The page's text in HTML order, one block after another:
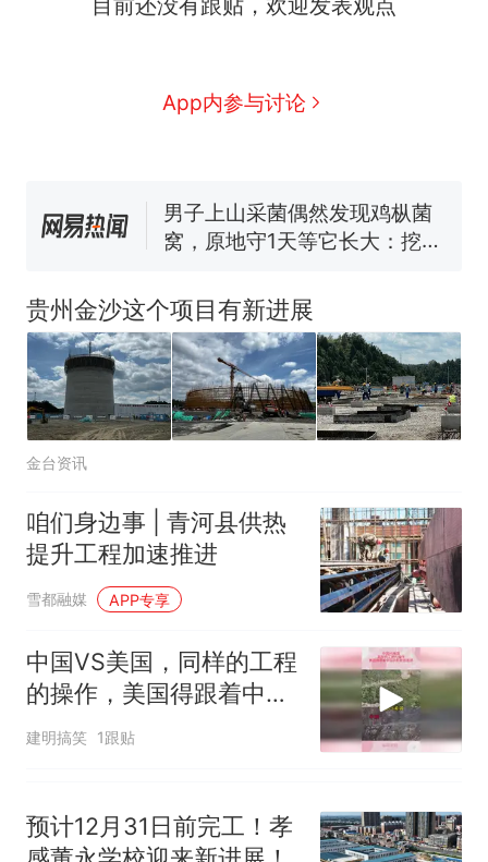
App内参与讨论
么？
人生
费大厨“全国小炒肉大王”称
号，仅凭视频评出？中国烹饪
140多朵
美国渔民钓获鲨鱼徒手将其拽
回大海 目击者直呼震惊 （视频
官方通报
热 制裁瓜子饺子，美国怕什
么？
贵州金沙这个项目有新进展
金台资讯
咱们身边事 | 青河县供热
提升工程加速推进
雪都融媒 APP专享
中国VS美国，同样的工程
的操作，美国得跟着中国
的屁股后面追
建明搞笑 1跟贴
预计12月31日前完工！孝